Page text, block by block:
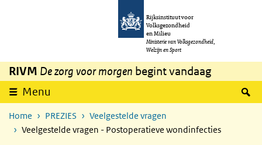
Overslaan en naar de inhoud gaan
Rijksinstituut voor
Volksgezondheid
en Milieu
Ministerie van Volksgezondheid,
Welzijn en Sport
RIVM De zorg voor morgen begint vandaag
Menu
Home PREZIES
Veelgestelde vragen
Veelgestelde vragen - Postoperatieve wondinfecties